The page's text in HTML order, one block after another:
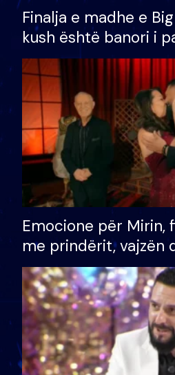
Finalja e madhe e
kush është banori i
shtëpinë dhe humb
të fituar çmimin e
Emocione për Mirin,
me prindërit, vajzën
bashkëshorten:
divorci apo jo?